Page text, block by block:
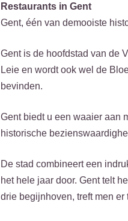
Restaurants in Gent
Gent, één van demooiste
Gent is de hoofdstad van de
Leie en wordt ook wel de
bevinden.
Gent biedt u een waaier aan
historische
De stad combineert een
het hele jaar door. Gent telt
drie begijnhoven, treft men